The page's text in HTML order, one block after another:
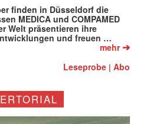
finden in Düsseldorf die
MEDICA und COMPAMED
Welt präsentieren ihre
und freuen …
mehr➔
Leseprobe |Abo